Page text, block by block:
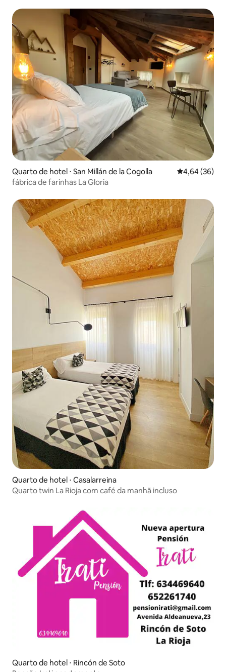
Quarto de hotel ⋅ San Millán de la Cogolla 4,64 de uma
4,64 (36)
fábrica de farinhas La Gloria
Quarto de hotel ⋅ Casalarreina
Quarto twin La Rioja com café da manhã incluso
Quarto de hotel ⋅ Rincón de Soto